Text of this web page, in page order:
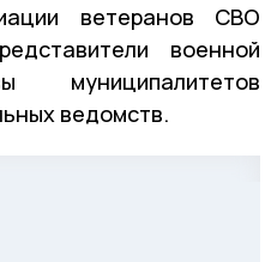
ветеранов СВО
военной
муниципалитетов
ведомств.